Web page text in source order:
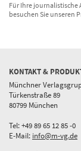
Für Ihre journalistische
besuchen Sie unseren
KONTAKT &
Münchner
Türkenstraße 89
80799 München
Tel: +49 89 65 12 85 -0
E-Mail: info@m-vg.de